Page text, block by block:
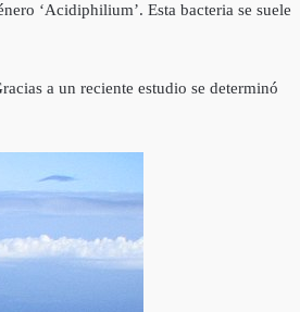
‘Acidiphilium’. Esta bacteria se suele
a un reciente estudio se determinó